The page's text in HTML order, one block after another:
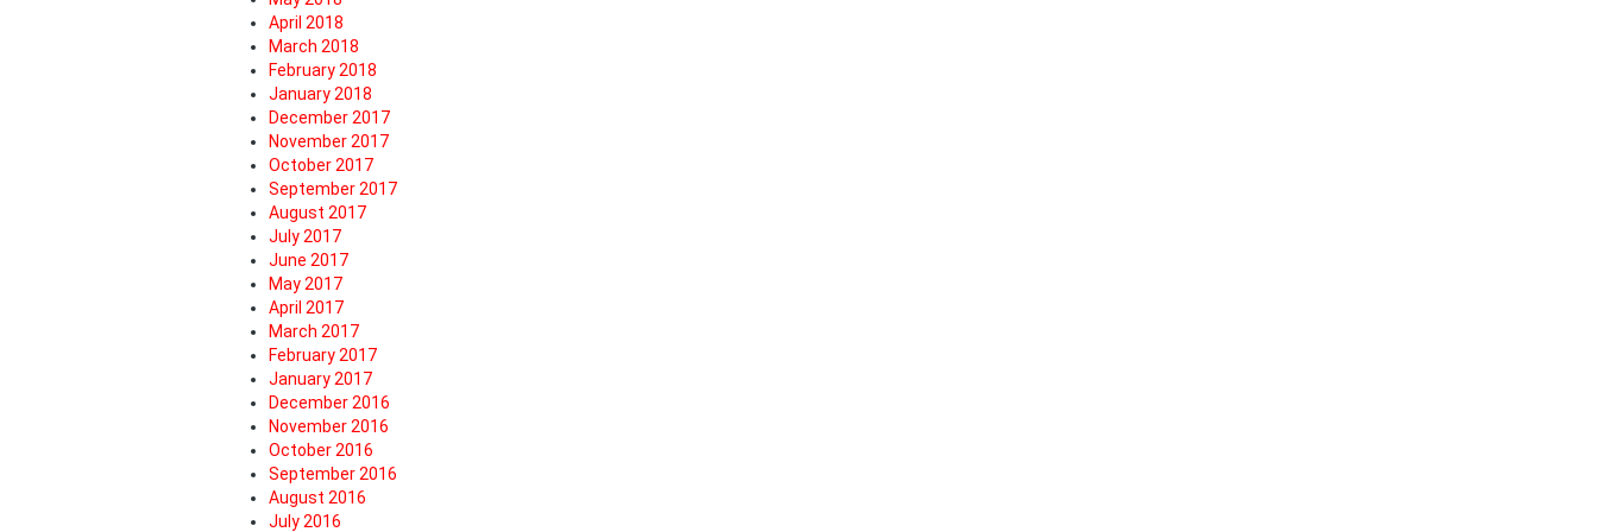
April 2018
March 2018
February 2018
January 2018
December 2017
November 2017
October 2017
September 2017
August 2017
July 2017
June 2017
May 2017
April 2017
March 2017
February 2017
January 2017
December 2016
November 2016
October 2016
September 2016
August 2016
July 2016